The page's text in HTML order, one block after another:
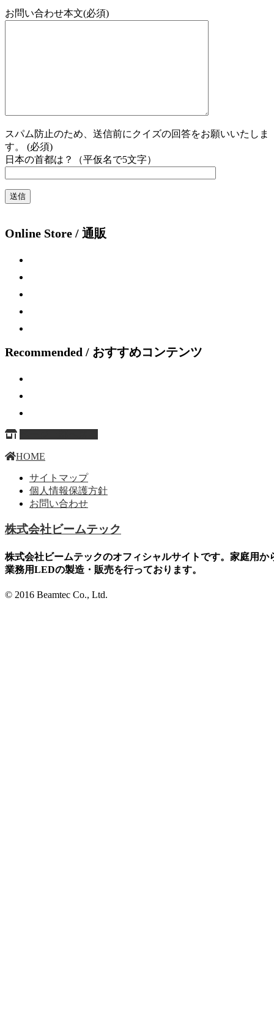
お問い合わせ本文(必須)
スパム防止のため、送信前にクイズの回答をお願いいたしま
す。 (必須)
日本の首都は？（平仮名で5文字）
Online Store / 通販
Recommended / おすすめコンテンツ
HOME
サイトマップ
個人情報保護方針
お問い合わせ
株式会社ビームテック
株式会社ビームテックのオフィシャルサイトです。家庭用か
業務用LEDの製造・販売を行っております。
© 2016 Beamtec Co., Ltd.